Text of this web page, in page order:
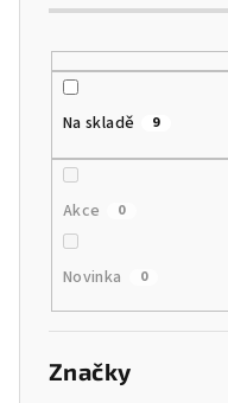
Na skladě 9
Akce 0
Novinka 0
Značky